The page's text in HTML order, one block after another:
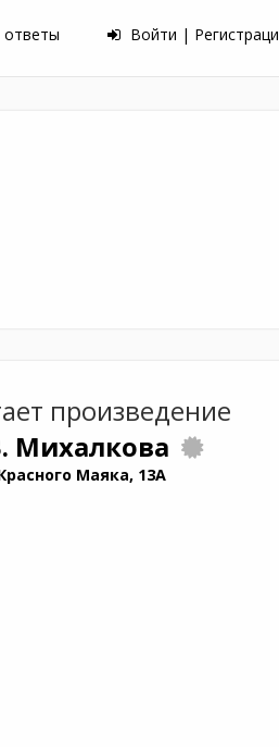
Войти |
произведение
Михалкова
Маяка, 13А